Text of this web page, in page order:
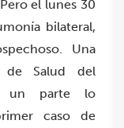
el lunes 30
bilateral,
Una
de Salud del
un parte lo
caso de